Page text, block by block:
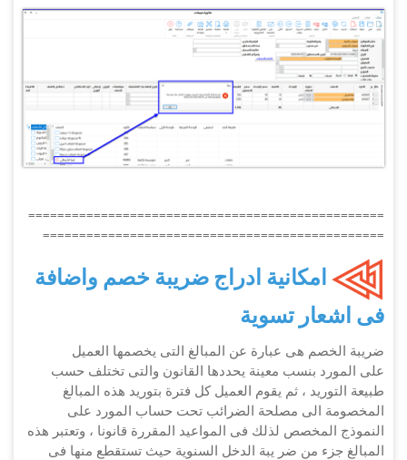
=================================================
===============================================
امكانية ادراج ضريبة خصم واضافة
فى اشعار تسوية
ضريبة الخصم هى عبارة عن المبالغ التى يخصمها العميل
على المورد بنسب معينة يحددها القانون والتى تختلف حسب
طبيعة التوريد ، ثم يقوم العميل كل فترة بتوريد هذه المبالغ
المخصومة الى مصلحة الضرائب تحت حساب المورد على
النموذج المخصص لذلك فى المواعيد المقررة قانونا ، وتعتبر هذه
المبالغ جزء من ضر يبة الدخل السنوية حيث تستقطع منها فى